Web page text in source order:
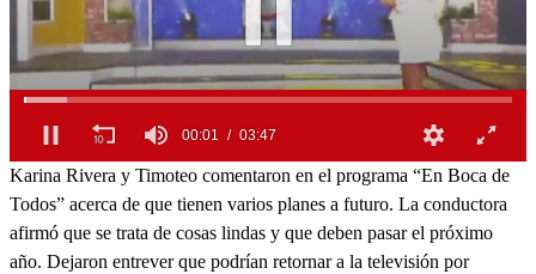
0
seconds
of
0
seconds
00:01 03:47
Karina Rivera y Timoteo comentaron en el programa “En Boca de
Todos” acerca de que tienen varios planes a futuro. La conductora
afirmó que se trata de cosas lindas y que deben pasar el próximo
año. Dejaron entrever que podrían retornar a la televisión por